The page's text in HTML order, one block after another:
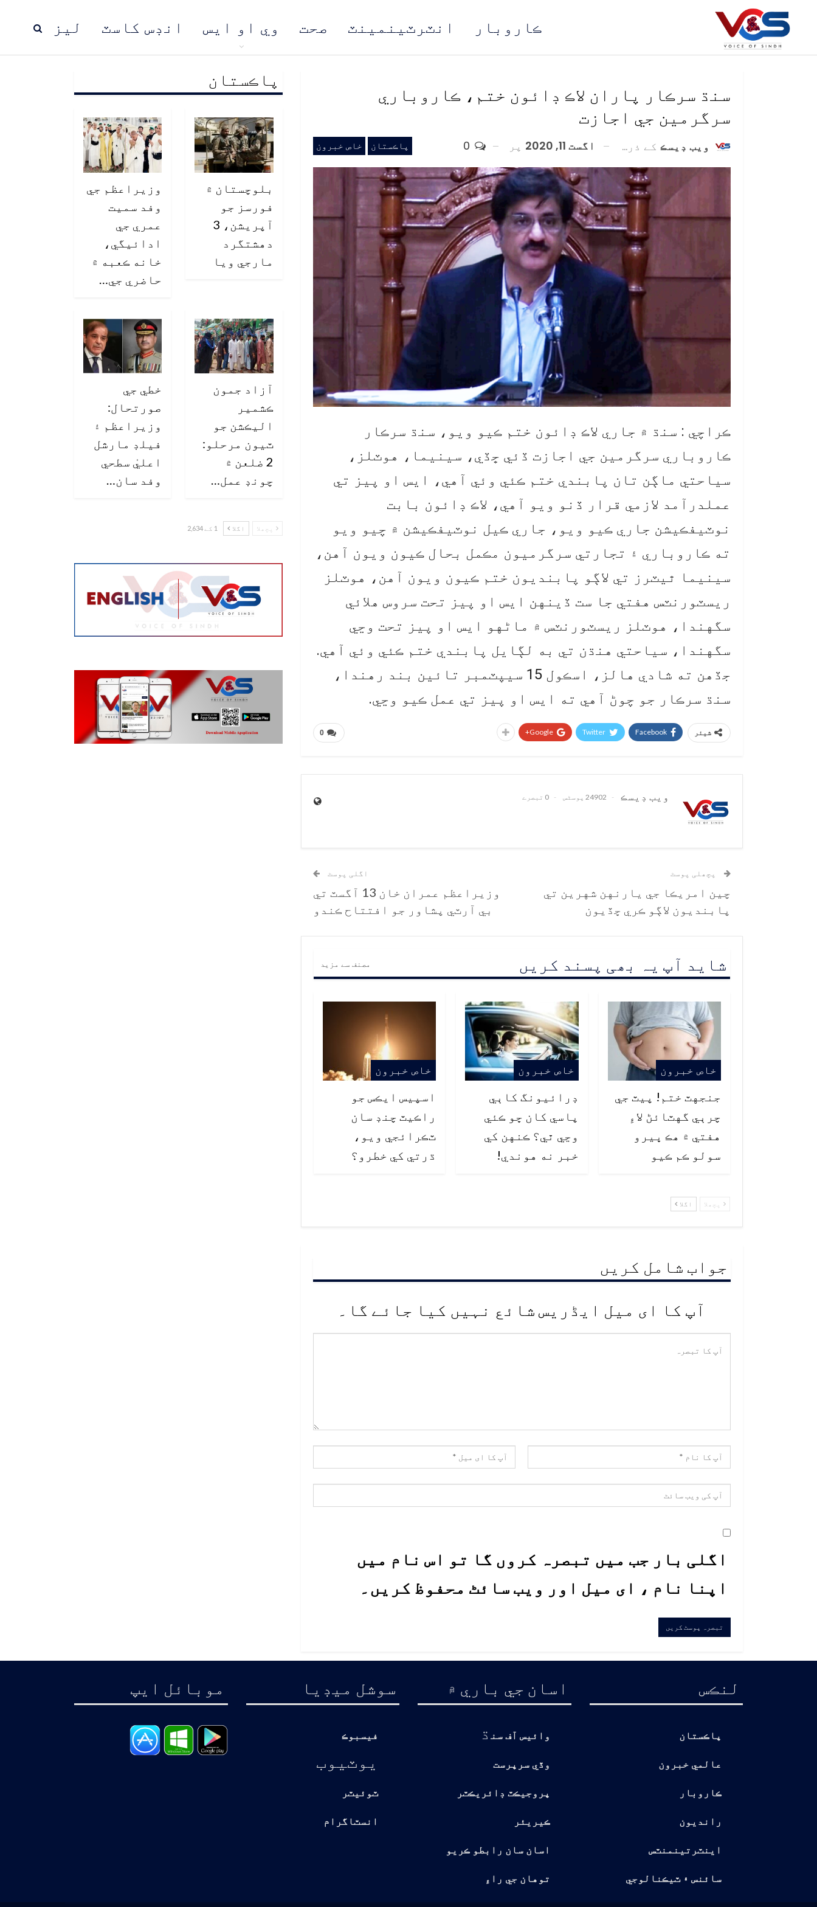
ليز انڊس کاسٽ وي او ايس صحت انٽرٽينمينٽ ڪاروبار
پاڪستان مُنڍ
سنڌ سرڪار پاران لاڪ ڊائون ختم، ڪاروباري
سرگرمين جي اجازت
پاڪستان خاص خبرون ويب ڊيسڪ کے ذریعہ اگست 11, 2020 پر
ڪراچي : سنڌ ۾ جاري لاڪ ڊائون ختم ڪيو ويو، سنڌ سرڪار
ڪاروباري سرگرمين جي اجازت ڏئي ڇڏي، سينيما، هوٽلز،
سياحتي ماڳن تان پابندي ختم ڪئي وئي آهي، ايس او پيز تي
عملدرآمد لازمي قرار ڏنو ويو آهي، لاڪ ڊائون بابت
نوٽيفڪيشن جاري ڪيو ويو، جاري ڪيل نوٽيفڪيشن ۾ چيو ويو
ته ڪاروباري ۽ تجارتي سرگرميون مڪمل بحال ڪيون ويون آهن،
سينيما ٿيٽرز تي لاڳو پابنديون ختم ڪيون ويون آهن، هوٽلز
ريسٽورنٽس هفتي جا ست ڏينهن ايس او پيز تحت سروس هلائي
سگهندا، هوٽلز ريسٽورنٽس ۾ ماڻهو ايس او پيز تحت وڃي
سگهندا، سياحتي هنڌن تي به لڳايل پابندي ختم ڪئي وئي آهي.
جڏهن ته شادي هالز، اسڪول 15 سيپٽمبر تائين بند رهندا،
سنڌ سرڪار جو چوڻ آهي ته ايس او پيز تي عمل ڪيو وڃي.
0 شیئر Facebook
Twitter
Google+
ويب ڊيسڪ 24902 پوسٹس 0 تبصرے
پچھلی پوسٹ
چين امريڪا جي يارنهن شهرين تي
پابنديون لاڳو ڪري ڇڏيون
اگلی پوسٹ
وزيراعظم عمران خان 13 آگسٽ تي
بي آرٽي پشاور جو افتتاح ڪندو
شاید آپ یہ بھی پسند کریں مصنف سے مزید
خاص خبرون
جنجهٽ ختم! پيٽ جي
چرٻي گهٽائڻ لاءِ
هفتي ۾ هڪ ڀيرو
سولو ڪم ڪيو
خاص خبرون
ڊرائيونگ کاٻي
پاسي کان ڇو ڪئي
وڃي ٿي؟ ڪنهن کي
خبر نه هوندي!
خاص خبرون
اسپيس ايڪس جو
راڪيٽ چنڊ سان
ٽڪرائجي ويو،
ڌرتي کي خطرو؟
پچھلا اگلا
جواب شامل کریں
آپ کا ای میل ایڈریس شائع نہیں کیا جائے گا۔
اگلی بار جب میں تبصرہ کروں گا تو اس نام میں
اپنا نام ، ای میل اور ویب سائٹ محفوظ کریں۔
پاڪستان
بلوچستان ۾
فورسز جو
آپريشن، 3
دهشتگرد
مارجي ويا
وزيراعظم جي
وفد سميت
عمري جي
ادائيگي،
خانه ڪعبه ۾
حاضري جي…
آزاد جمون
ڪشمير
اليڪشن جو
ٽيون مرحلو:
2 ضلعن ۾
چونڊ عمل…
خطي جي
صورتحال:
وزيراعظم ۽
فيلڊ مارشل
اعليٰ سطحي
وفد سان…
پچھلا اگلا 1 کے 2,634
لنڪس
پاڪستان
عالمي خبرون
ڪاروبار
رانديون
اينٽرتينمنٽس
سائنس ۽ ٽيڪنالوجي
اسان جي باري ۾
وائيس آف سن ڌ
وڏي سرپرست
پروجيڪٽ ڊائريڪٽر
ڪيريئر
اسان سان رابطو ڪريو
توهان جي راءِ
سوشل ميڊيا
فيسبوڪ
يوٽيوب
ٽوئيٽر
انسٽاگرام
موبائل ايپ